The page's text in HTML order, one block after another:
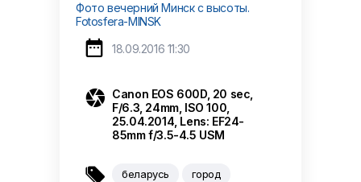
Фото вечерний Минск с высоты.
Fotosfera-MINSK
 18.09.2016 11:30
 Canon EOS 600D, 20 sec,
F/6.3, 24mm, ISO 100,
25.04.2014, Lens: EF24-
85mm f/3.5-4.5 USM
 беларусь город